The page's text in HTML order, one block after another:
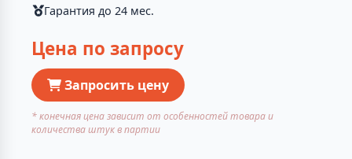
Гарантия до 24 мес.
Цена по запросу
Запросить цену
* конечная цена зависит от особенностей товара и
количества штук в партии